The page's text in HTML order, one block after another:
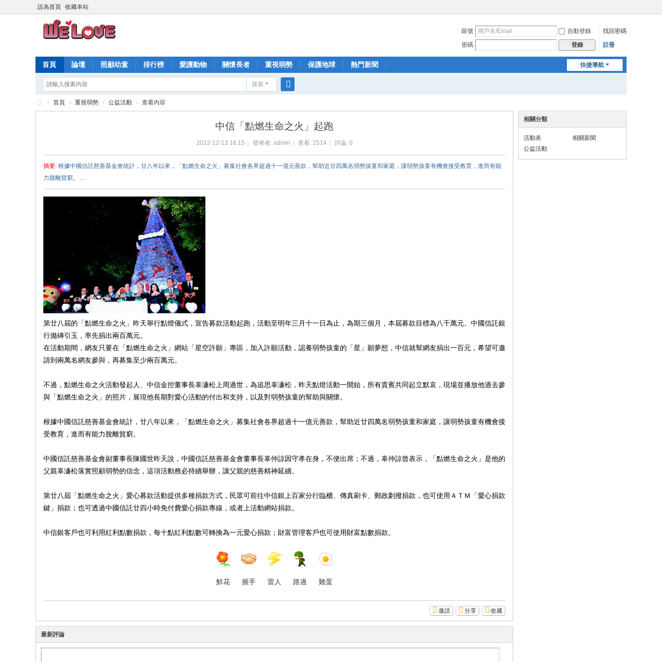
設為首頁 收藏本站
賬號 自動登錄
找回密碼
密碼
登錄 註冊
快捷導航
首頁 論壇 照顧幼童 排行榜 愛護動物 關懷長者 重視弱勢 保護地球 熱門新聞
搜索
索
› 首頁 › 重視弱勢 › 公益活動 › 查看內容
中信「點燃生命之火」起跑
2012-12-13 16:15 發佈者: admin 查看: 2514 評論: 0
摘要: 根據中國信託慈善基金會統計，廿八年以來，「點燃生命之火」募集社會各界超過十一億元善款，幫助近廿四萬名弱勢孩童和家庭，讓弱勢孩童有機會接受教育，進而有能
力脫離貧窮。 ...
第廿八屆的「點燃生命之火」昨天舉行點燈儀式，宣告募款活動起跑，活動至明年三月十一日為止，為期三個月，本屆募款目標為八千萬元。中國信託銀
行拋磚引玉，率先捐出兩百萬元。
在活動期間，網友只要在「點燃生命之火」網站「星空許願」專區，加入許願活動，認養弱勢孩童的「星」願夢想，中信就幫網友捐出一百元，希望可邀
請到兩萬名網友參與，再募集至少兩百萬元。
不過，點燃生命之火活動發起人、中信金控董事長辜濓松上周過世，為追思辜濓松，昨天點燈活動一開始，所有貴賓共同起立默哀，現場並播放他過去參
與「點燃生命之火」的照片，展現他長期對愛心活動的付出和支持，以及對弱勢孩童的幫助與關懷。
根據中國信託慈善基金會統計，廿八年以來，「點燃生命之火」募集社會各界超過十一億元善款，幫助近廿四萬名弱勢孩童和家庭，讓弱勢孩童有機會接
受教育，進而有能力脫離貧窮。
中國信託慈善基金會副董事長陳國世昨天說，中國信託慈善基金會董事長辜仲諒因守孝在身，不便出席；不過，辜仲諒曾表示，「點燃生命之火」是他的
父親辜濓松落實照顧弱勢的信念，這項活動務必持續舉辦，讓父親的慈善精神延續。
第廿八屆「點燃生命之火」愛心募款活動提供多種捐款方式，民眾可前往中信銀上百家分行臨櫃、傳真刷卡、郵政劃撥捐款，也可使用ＡＴＭ「愛心捐款
鍵」捐款；也可透過中國信託廿四小時免付費愛心捐款專線，或者上活動網站捐款。
中信銀客戶也可利用紅利點數捐款，每十點紅利點數可轉換為一元愛心捐款；財富管理客戶也可使用財富點數捐款。
鮮花 握手 雷人 路過 雞蛋
收藏
分享
邀請
最新評論
相關分類
活動表
相關新聞
公益活動